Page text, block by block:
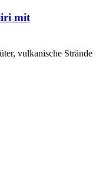
mit
vulkanische Strände